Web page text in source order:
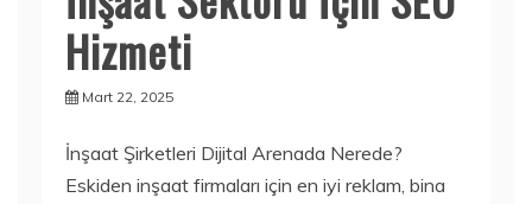
Hizmeti
Mart 22, 2025
İnşaat Şirketleri Dijital Arenada Nerede?
Eskiden inşaat firmaları için en iyi reklam, bina